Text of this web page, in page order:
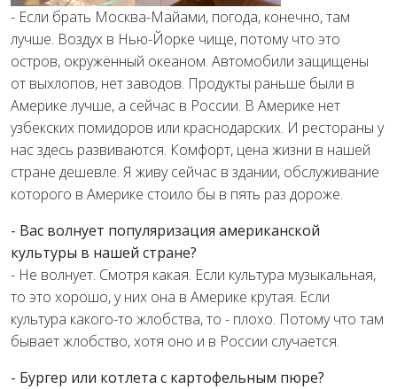
- Если брать Москва-Майами, погода, конечно, там
лучше. Воздух в Нью-Йорке чище, потому что это
остров, окружённый океаном. Автомобили защищены
от выхлопов, нет заводов. Продукты раньше были в
Америке лучше, а сейчас в России. В Америке нет
узбекских помидоров или краснодарских. И рестораны у
нас здесь развиваются. Комфорт, цена жизни в нашей
стране дешевле. Я живу сейчас в здании, обслуживание
которого в Америке стоило бы в пять раз дороже.
- Вас волнует популяризация американской
культуры в нашей стране?
- Не волнует. Смотря какая. Если культура музыкальная,
то это хорошо, у них она в Америке крутая. Если
культура какого-то жлобства, то - плохо. Потому что там
бывает жлобство, хотя оно и в России случается.
- Бургер или котлета с картофельным пюре?